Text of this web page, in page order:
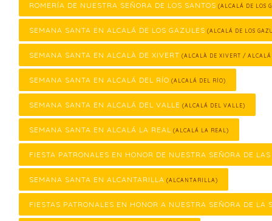
ROMERÍA DE NUESTRA SEÑORA DE LOS SANTOS (ALCALÁ DE LOS
SEMANA SANTA EN ALCALÁ DE LOS GAZULES (ALCALÁ DE LOS
SEMANA SANTA EN ALCALÀ DE XIVERT (ALCALÀ DE XIVERT /
SEMANA SANTA EN ALCALÁ DEL RÍO (ALCALÁ DEL RÍO)
SEMANA SANTA EN ALCALÁ DEL VALLE (ALCALÁ DEL VALLE)
SEMANA SANTA EN ALCALÁ LA REAL (ALCALÁ LA REAL)
FIESTA PATRONALES EN HONOR DE NUESTRA SEÑORA DE LAS
SEMANA SANTA EN ALCANTARILLA (ALCANTARILLA)
FIESTAS PATRONALES EN HONOR A NUESTRA SEÑORA DE LA